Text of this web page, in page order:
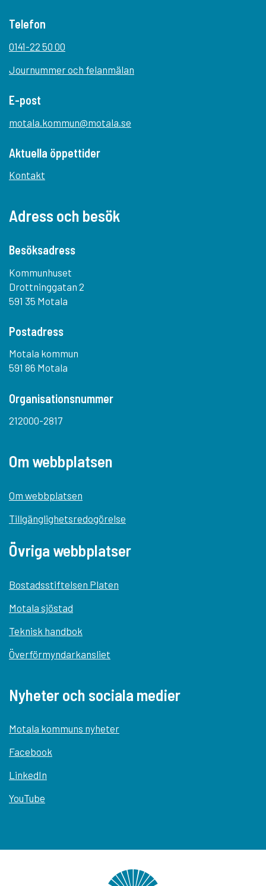
Telefon
0141-22 50 00
Journummer och felanmälan
E-post
motala.kommun@motala.se
Aktuella öppettider
Kontakt
Adress och besök
Besöksadress
Kommunhuset
Drottninggatan 2
591 35 Motala
Postadress
Motala kommun
591 86 Motala
Organisationsnummer
212000-2817
Om webbplatsen
Om webbplatsen
Tillgänglighetsredogörelse
Övriga webbplatser
Bostadsstiftelsen Platen
Motala sjöstad
Teknisk handbok
Överförmyndarkansliet
Nyheter och sociala medier
Motala kommuns nyheter
Facebook
LinkedIn
YouTube